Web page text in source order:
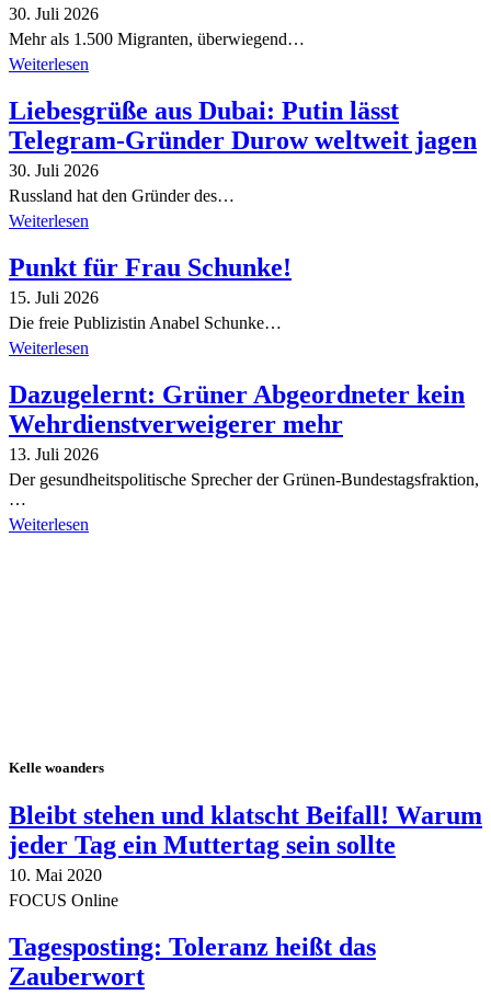
30. Juli 2026
Mehr als 1.500 Migranten, überwiegend…
Weiterlesen
Liebesgrüße aus Dubai: Putin lässt
Telegram-Gründer Durow weltweit jagen
30. Juli 2026
Russland hat den Gründer des…
Weiterlesen
Punkt für Frau Schunke!
15. Juli 2026
Die freie Publizistin Anabel Schunke…
Weiterlesen
Dazugelernt: Grüner Abgeordneter kein
Wehrdienstverweigerer mehr
13. Juli 2026
Der gesundheitspolitische Sprecher der Grünen-Bundestagsfraktion,
…
Weiterlesen
Kelle woanders
Bleibt stehen und klatscht Beifall! Warum
jeder Tag ein Muttertag sein sollte
10. Mai 2020
FOCUS Online
Tagesposting: Toleranz heißt das
Zauberwort